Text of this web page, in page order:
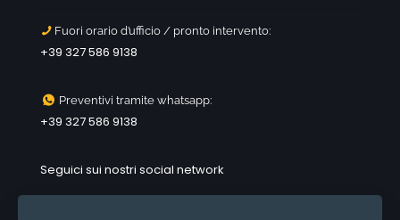
Fuori orario d’ufficio / pronto intervento:
+39 327 586 9138
Preventivi tramite whatsapp:
+39 327 586 9138
Seguici sui nostri social network